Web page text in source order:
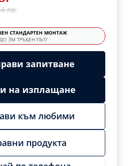
лв.
СТАНДАРТЕН МОНТАЖ
3М ТРЪБЕН ПЪТ/
запитване
на изплащане
към любими
продукта